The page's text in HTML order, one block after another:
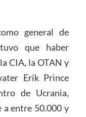
general de
que haber
CIA, la OTAN y
Erik Prince
de Ucrania,
a entre 50.000 y